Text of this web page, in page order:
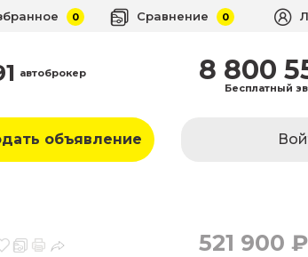
0 Сравнение 0
автоброкер 8 800
Бесплатный
объявление
521 900 ₽